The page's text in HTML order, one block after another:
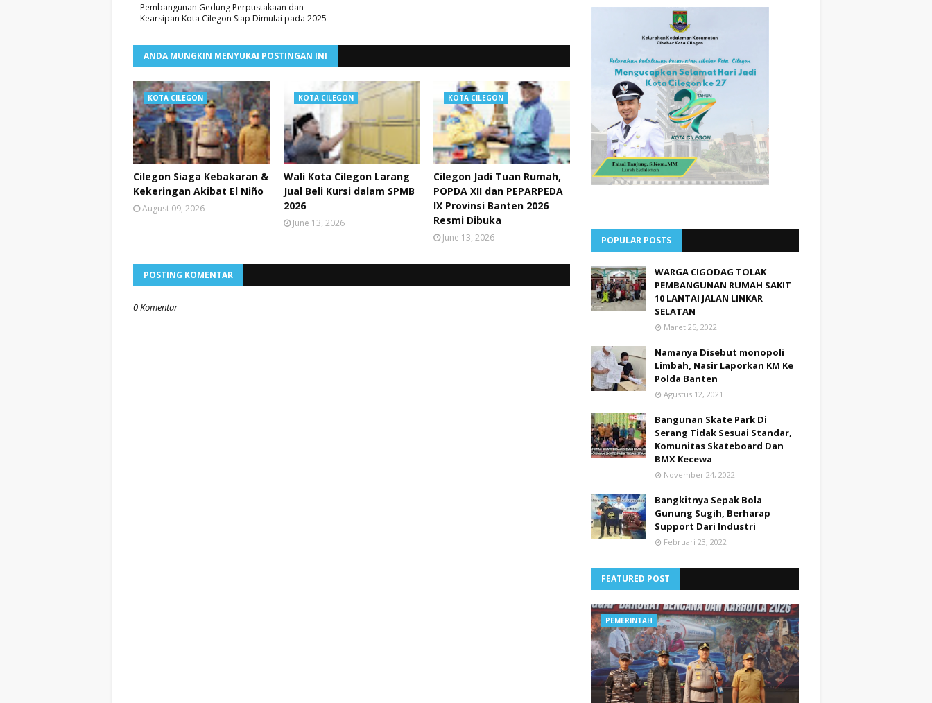
Pembangunan Gedung Perpustakaan dan
Kearsipan Kota Cilegon Siap Dimulai pada 2025
ANDA MUNGKIN MENYUKAI POSTINGAN INI
KOTA CILEGON
Cilegon Siaga Kebakaran &
Kekeringan Akibat El Niño
August 09, 2026
KOTA CILEGON
Wali Kota Cilegon Larang
Jual Beli Kursi dalam SPMB
2026
June 13, 2026
KOTA CILEGON
Cilegon Jadi Tuan Rumah,
POPDA XII dan PEPARPEDA
IX Provinsi Banten 2026
Resmi Dibuka
June 13, 2026
POSTING KOMENTAR
0 Komentar
POPULAR POSTS
WARGA CIGODAG TOLAK
PEMBANGUNAN RUMAH SAKIT
10 LANTAI JALAN LINKAR
SELATAN
Maret 25, 2022
Namanya Disebut monopoli
Limbah, Nasir Laporkan KM Ke
Polda Banten
Agustus 12, 2021
Bangunan Skate Park Di
Serang Tidak Sesuai Standar,
Komunitas Skateboard Dan
BMX Kecewa
November 24, 2022
Bangkitnya Sepak Bola
Gunung Sugih, Berharap
Support Dari Industri
Februari 23, 2022
FEATURED POST
PEMERINTAH